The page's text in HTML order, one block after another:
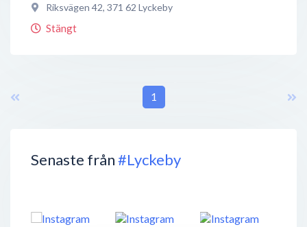
Senaste från#Lyckeby
Riksvägen 42, 371 62 Lyckeby
Stängt
1